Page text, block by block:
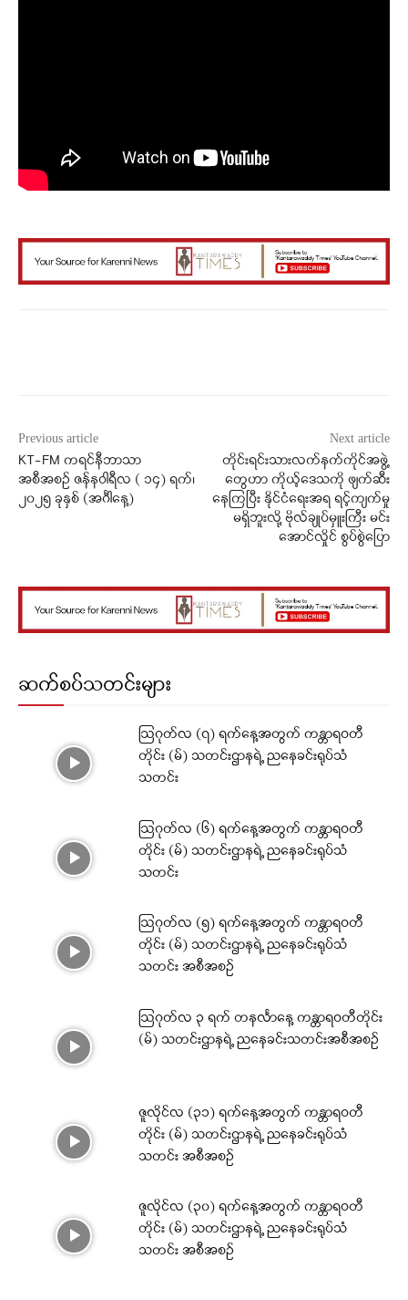
Previous article
KT-FM ကရင်နီဘာသာ
အစီအစဉ် ဇန်နဝါရီလ ( ၁၄) ရက်၊
၂၀၂၅ ခုနှစ် (အင်္ဂါနေ့)
Next article
တိုင်းရင်းသားလက်နက်ကိုင်အဖွဲ့
တွေဟာ ကိုယ့်ဒေသကို ဖျက်ဆီး
နေကြပြီး နိုင်ငံရေးအရ ရင့်ကျက်မှု
မရှိဘူးလို့ ဗိုလ်ချုပ်မှူးကြီး မင်း
အောင်လှိုင် စွပ်စွဲပြော
ဆက်စပ်သတင်းများ
ဩဂုတ်လ (၇) ရက်နေ့အတွက် ကန္တာရဝတီ
တိုင်း (မ်) သတင်းဌာနရဲ့ ညနေခင်းရုပ်သံ
သတင်း
ဩဂုတ်လ (၆) ရက်နေ့အတွက် ကန္တာရဝတီ
တိုင်း (မ်) သတင်းဌာနရဲ့ ညနေခင်းရုပ်သံ
သတင်း
ဩဂုတ်လ (၅) ရက်နေ့အတွက် ကန္တာရဝတီ
တိုင်း (မ်) သတင်းဌာနရဲ့ ညနေခင်းရုပ်သံ
သတင်း အစီအစဉ်
ဩဂုတ်လ ၃ ရက် တနင်္လာနေ့ ကန္တာရဝတီတိုင်း
(မ်) သတင်းဌာနရဲ့ ညနေခင်းသတင်းအစီအစဉ်
ဇူလိုင်လ (၃၁) ရက်နေ့အတွက် ကန္တာရဝတီ
တိုင်း (မ်) သတင်းဌာနရဲ့ ညနေခင်းရုပ်သံ
သတင်း အစီအစဉ်
ဇူလိုင်လ (၃၀) ရက်နေ့အတွက် ကန္တာရဝတီ
တိုင်း (မ်) သတင်းဌာနရဲ့ ညနေခင်းရုပ်သံ
သတင်း အစီအစဉ်